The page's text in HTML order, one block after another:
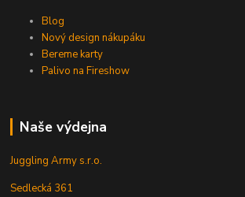
Blog
Nový design nákupáku
Bereme karty
Palivo na Fireshow
Naše výdejna
Juggling Army s.r.o.
Sedlecká 361